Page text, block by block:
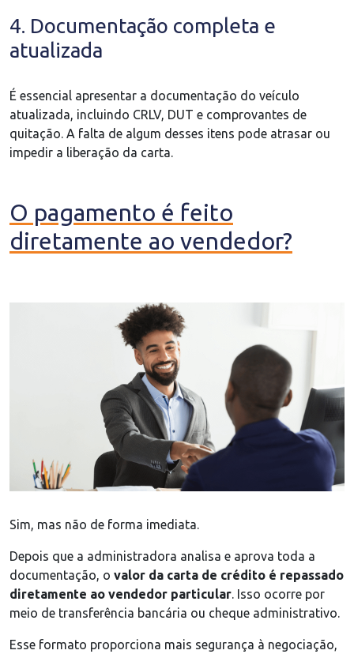
4. Documentação completa e
atualizada
É essencial apresentar a documentação do veículo
atualizada, incluindo CRLV, DUT e comprovantes de
quitação. A falta de algum desses itens pode atrasar ou
impedir a liberação da carta.
O pagamento é feito
diretamente ao vendedor?
Sim, mas não de forma imediata.
Depois que a administradora analisa e aprova toda a
documentação, o valor da carta de crédito é repassado
diretamente ao vendedor particular. Isso ocorre por
meio de transferência bancária ou cheque administrativo.
Esse formato proporciona mais segurança à negociação,